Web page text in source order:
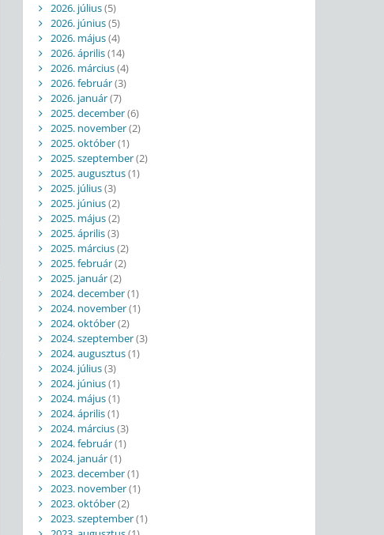
2026. július(5)
2026. június(5)
2026. május(4)
2026. április(14)
2026. március(4)
2026. február(3)
2026. január(7)
2025. december(6)
2025. november(2)
2025. október(1)
2025. szeptember(2)
2025. augusztus(1)
2025. július(3)
2025. június(2)
2025. május(2)
2025. április(3)
2025. március(2)
2025. február(2)
2025. január(2)
2024. december(1)
2024. november(1)
2024. október(2)
2024. szeptember(3)
2024. augusztus(1)
2024. július(3)
2024. június(1)
2024. május(1)
2024. április(1)
2024. március(3)
2024. február(1)
2024. január(1)
2023. december(1)
2023. november(1)
2023. október(2)
2023. szeptember(1)